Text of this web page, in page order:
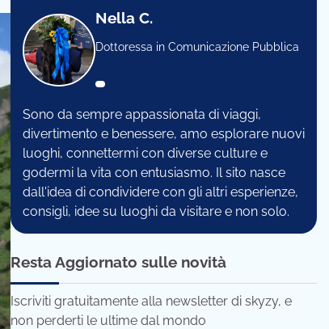
Nella C.
Dottoressa in Comunicazione Pubblica
Sono da sempre appassionata di viaggi,
divertimento e benessere, amo esplorare nuovi
luoghi, connettermi con diverse culture e
godermi la vita con entusiasmo. Il sito nasce
dall'idea di condividere con gli altri esperienze,
consigli, idee su luoghi da visitare e non solo.
Resta Aggiornato sulle novità
Iscriviti gratuitamente alla newsletter di skyzy, e
non perderti le ultime dal mondo